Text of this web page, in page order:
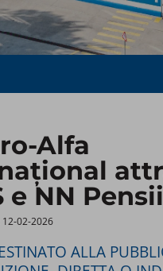
Alfa
e NN Pensii
02-2026
ALLA